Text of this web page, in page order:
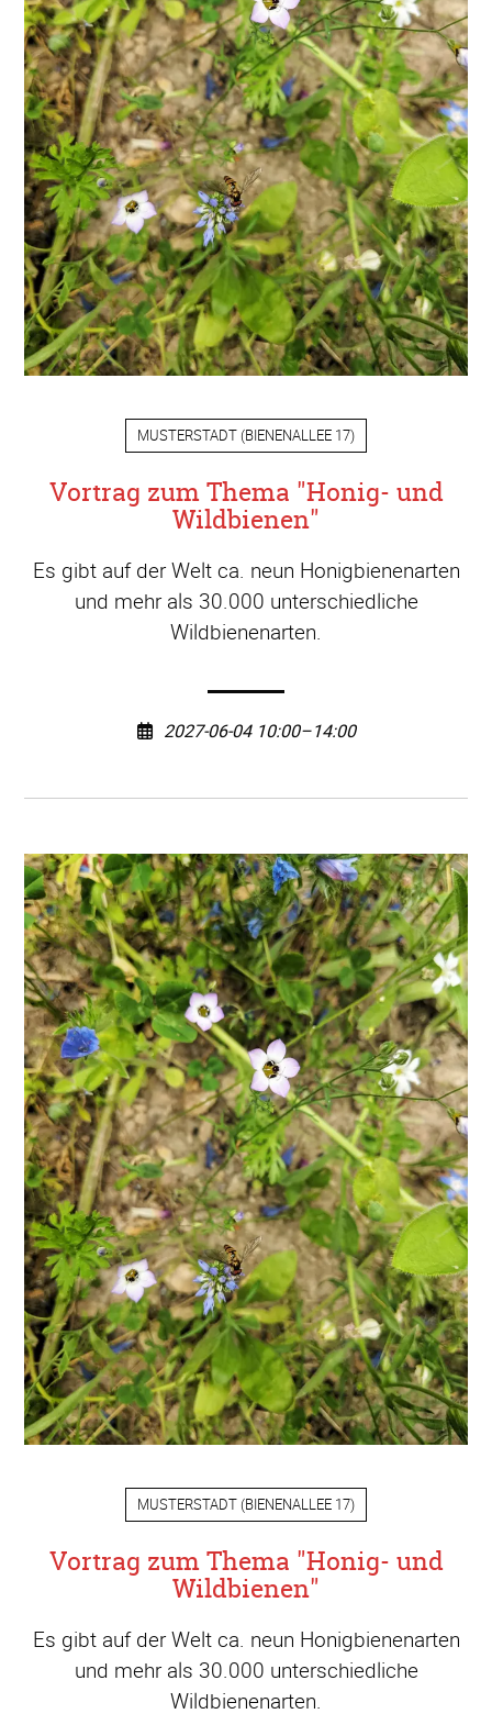
MUSTERSTADT (BIENENALLEE 17)
Vortrag zum Thema "Honig- und
Wildbienen"
Es gibt auf der Welt ca. neun Honigbienenarten
und mehr als 30.000 unterschiedliche
Wildbienenarten.
2027-06-04 10:00–14:00
MUSTERSTADT (BIENENALLEE 17)
Vortrag zum Thema "Honig- und
Wildbienen"
Es gibt auf der Welt ca. neun Honigbienenarten
und mehr als 30.000 unterschiedliche
Wildbienenarten.